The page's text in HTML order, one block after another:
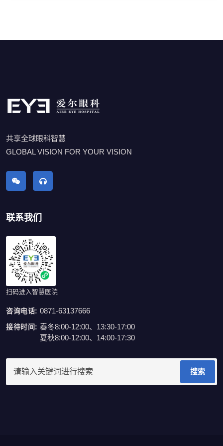
共享全球眼科智慧
GLOBAL VISION FOR YOUR VISION
联系我们
扫码进入智慧医院
咨询电话: 0871-63137666
接待时间: 春冬8:00-12:00、13:30-17:00
夏秋8:00-12:00、14:00-17:30
搜索